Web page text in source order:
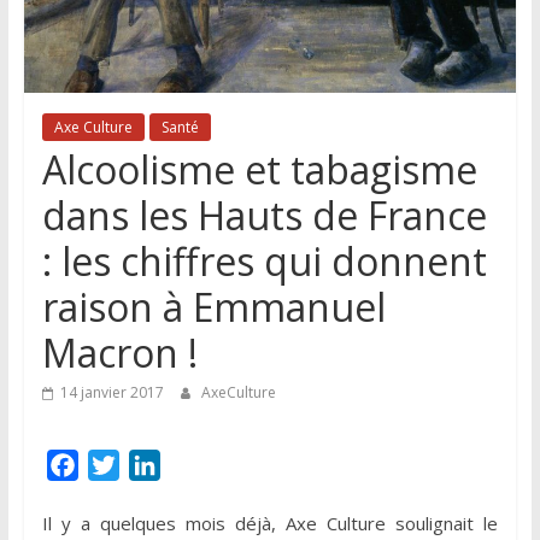
Lille
et
de
sa
région
Axe Culture Santé
Alcoolisme et tabagisme
dans les Hauts de France
: les chiffres qui donnent
raison à Emmanuel
Macron !
14 janvier 2017 AxeCulture
c
i
n
Il y a quelques mois déjà, Axe Culture soulignait le